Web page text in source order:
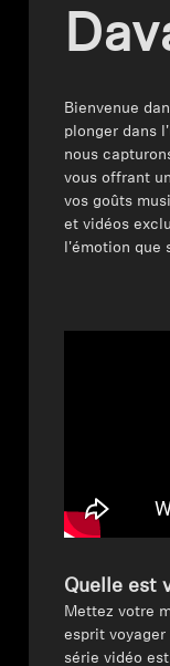
Casques par série
Casques vedettes
Pièces et
Pièces et
Barres de son
Barres de son et
Bienvenue
plonger dans
nous
vous offrant
vos goûts
et vidéos
l'émotion que
Quelle est
Mettez votre
esprit voyager
série vidéo